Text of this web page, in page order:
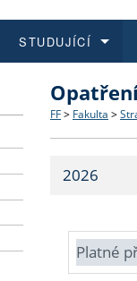
Struktura
Strategie
Fakultní
Co
Učitelské
STUDUJÍCÍ
O vědě a
Aktuální
FF > Fakulta >
2026
Platné